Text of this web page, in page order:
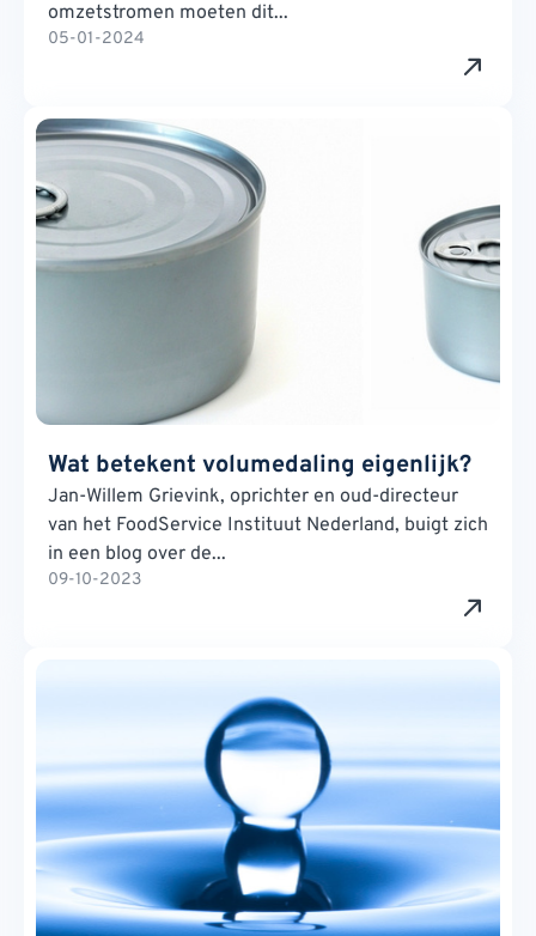
omzetstromen moeten dit...
05-01-2024
Wat betekent volumedaling eigenlijk?
Jan-Willem Grievink, oprichter en oud-directeur
van het FoodService Instituut Nederland, buigt zich
in een blog over de...
09-10-2023